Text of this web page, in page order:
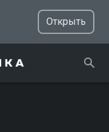
Открыть